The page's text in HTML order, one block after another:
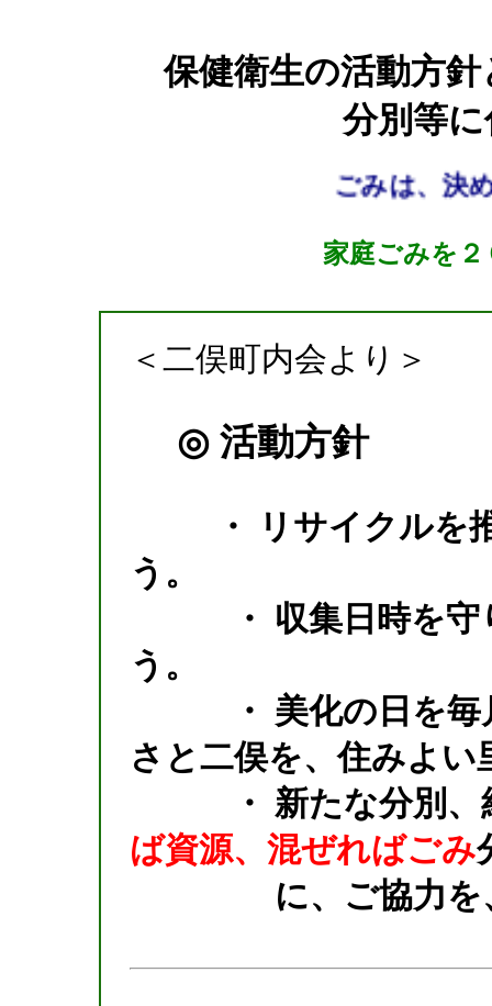
保健衛生の活動方
分別等
ごみは、決め
家庭ごみを
＜二俣町内会より＞
◎ 活動方針
・ リサイクルを推
う。
・ 収集日時を守り
う。
・ 美化の日を毎月
さと二俣を、住みよい
・ 新たな分別、紙
ば資源、 混ぜればごみ
に、ご協力を、